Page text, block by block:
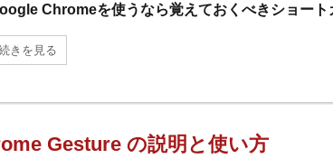
Chromeを使うなら覚えておくべきショート
きを見る
Gesture の説明と使い方